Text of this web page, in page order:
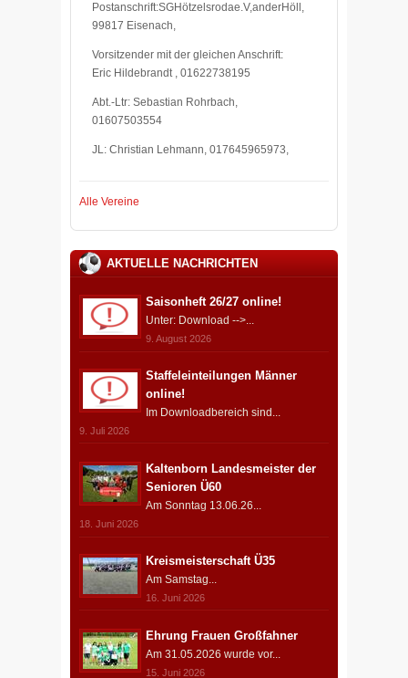
Postanschrift:SGHötzelsrodae.V,anderHöll,
99817 Eisenach,
Vorsitzender mit der gleichen Anschrift:
Eric Hildebrandt , 01622738195
Abt.-Ltr: Sebastian Rohrbach,
01607503554
JL: Christian Lehmann, 017645965973,
Alle Vereine
AKTUELLE NACHRICHTEN
Saisonheft 26/27 online!
Unter: Download -->...
9. August 2026
Staffeleinteilungen Männer
online!
Im Downloadbereich sind...
9. Juli 2026
Kaltenborn Landesmeister der
Senioren Ü60
Am Sonntag 13.06.26...
18. Juni 2026
Kreismeisterschaft Ü35
Am Samstag...
16. Juni 2026
Ehrung Frauen Großfahner
Am 31.05.2026 wurde vor...
15. Juni 2026